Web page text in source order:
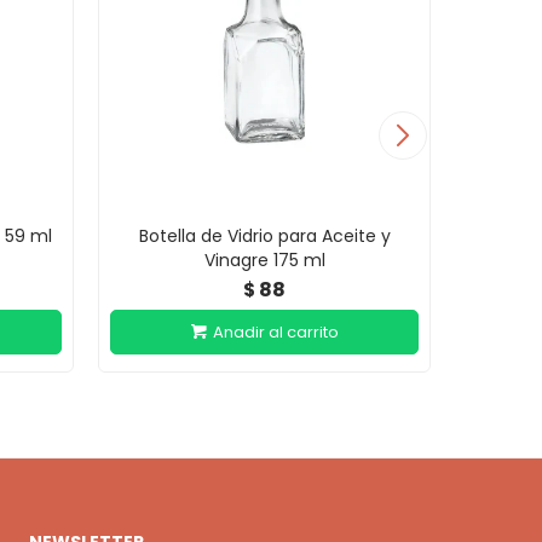
59 ml
Botella de Vidrio para Aceite y
Vinagre 175 ml
$ 88